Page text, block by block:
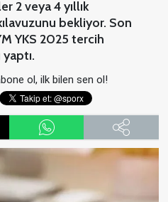
2 veya 4 yıllık
bekliyor. Son
YKS 2025 tercih
ol, ilk bilen sen ol!